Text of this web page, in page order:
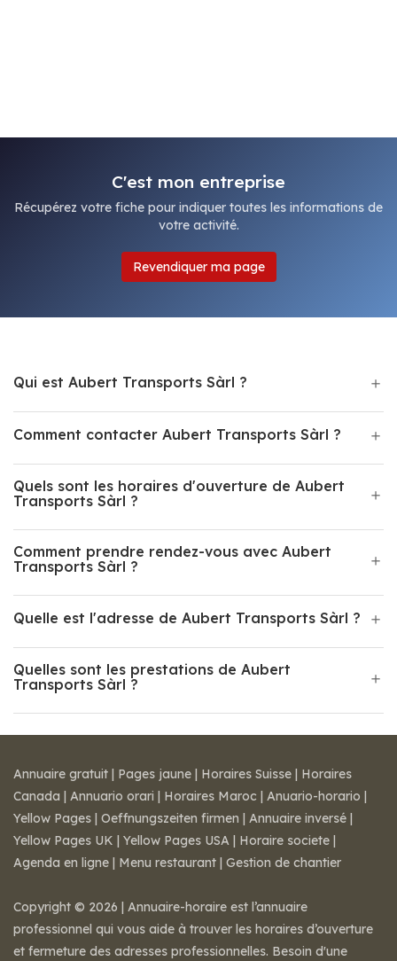
C'est mon entreprise
Récupérez votre fiche pour indiquer toutes les informations de
votre activité.
Revendiquer ma page
Qui est Aubert Transports Sàrl ?
Comment contacter Aubert Transports Sàrl ?
Quels sont les horaires d'ouverture de Aubert
Transports Sàrl ?
Comment prendre rendez-vous avec Aubert
Transports Sàrl ?
Quelle est l'adresse de Aubert Transports Sàrl ?
Quelles sont les prestations de Aubert
Transports Sàrl ?
Annuaire gratuit | Pages jaune | Horaires Suisse | Horaires
Canada | Annuario orari | Horaires Maroc | Anuario-horario |
Yellow Pages | Oeffnungszeiten firmen | Annuaire inversé |
Yellow Pages UK | Yellow Pages USA | Horaire societe |
Agenda en ligne | Menu restaurant | Gestion de chantier
Copyright © 2026 | Annuaire-horaire est l’annuaire
professionnel qui vous aide à trouver les horaires d’ouverture
et fermeture des adresses professionnelles. Besoin d'une